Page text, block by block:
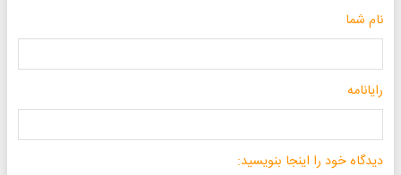
نام شما
رایانامه
دیدگاه خود را اینجا بنویسید: